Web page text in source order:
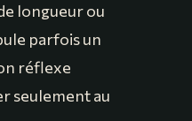
longueur ou
parfois un
réflexe
seulement au